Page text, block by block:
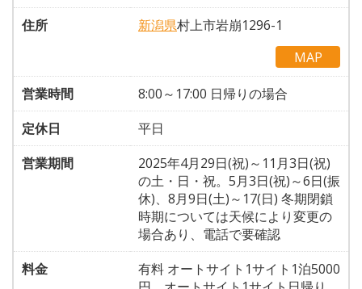
住所
新潟県村上市岩崩1296-1
MAP
営業時間
8:00～17:00 日帰りの場合
定休日
平日
営業期間
2025年4月29日(祝)～11月3日(祝)
の土・日・祝。5月3日(祝)～6日(振
休)、8月9日(土)～17(日) 冬期閉鎖
時期については天候により変更の
場合あり、電話で要確認
料金
有料 オートサイト1サイト1泊5000